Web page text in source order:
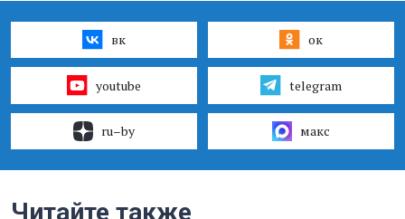
вк ок
youtube telegram
ru–by макс
Читайте также